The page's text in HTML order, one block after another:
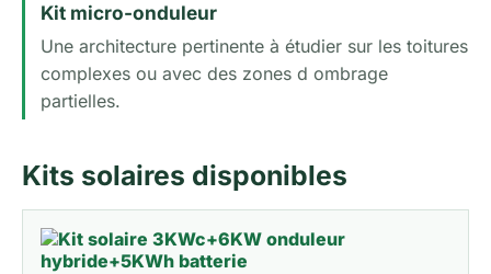
Kit micro-onduleur
Une architecture pertinente à étudier sur les toitures
complexes ou avec des zones d ombrage
partielles.
Kits solaires disponibles